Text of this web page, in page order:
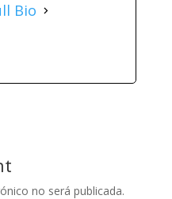
Bio
no será publicada.